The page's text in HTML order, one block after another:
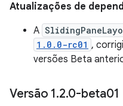
Atualizações de
A
1.0.0-rc01 ,
versões Beta
Versão 1.2.0-beta01